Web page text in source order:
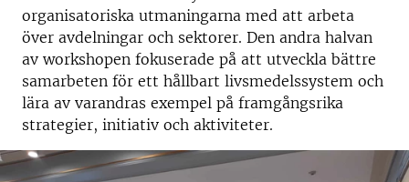
organisatoriska utmaningarna med att arbeta
över avdelningar och sektorer. Den andra halvan
av workshopen fokuserade på att utveckla bättre
samarbeten för ett hållbart livsmedelssystem och
lära av varandras exempel på framgångsrika
strategier, initiativ och aktiviteter.